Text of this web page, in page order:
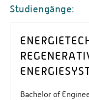
Studiengänge:
Bachelor of